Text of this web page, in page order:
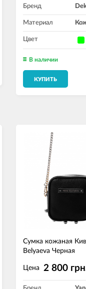
Бренд
Материал
Цвет
В наличии
КУПИТЬ
Сумка кожаная
Belyaeva Черная
Цена 2 800